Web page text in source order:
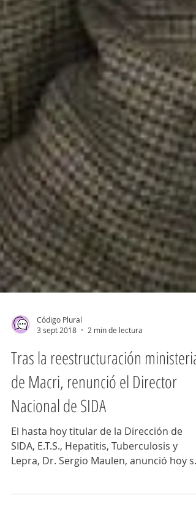
Código Plural
3 sept 2018
2 min de lectura
Tras la reestructuración ministerial
de Macri, renunció el Director
Nacional de SIDA
SIDA, E.T.S., Hepatitis, Tuberculosis y